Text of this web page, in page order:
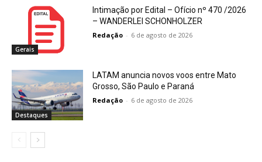
Gerais
Intimação por Edital – Ofício nº 470 /2026
– WANDERLEI SCHONHOLZER
Redação - 6 de agosto de 2026
Destaques
LATAM anuncia novos voos entre Mato
Grosso, São Paulo e Paraná
Redação - 6 de agosto de 2026